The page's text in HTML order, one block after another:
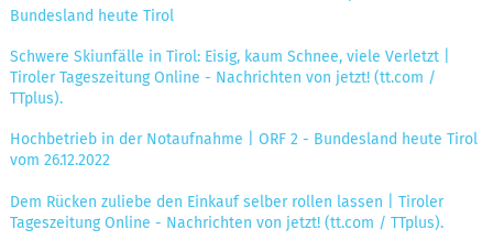
Bundesland heute Tirol
Schwere Skiunfälle in Tirol: Eisig, kaum Schnee, viele Verletzt |
Tiroler Tageszeitung Online - Nachrichten von jetzt! (tt.com /
TTplus).
Hochbetrieb in der Notaufnahme | ORF 2 - Bundesland heute Tirol
vom 26.12.2022
Dem Rücken zuliebe den Einkauf selber rollen lassen | Tiroler
Tageszeitung Online - Nachrichten von jetzt! (tt.com / TTplus).